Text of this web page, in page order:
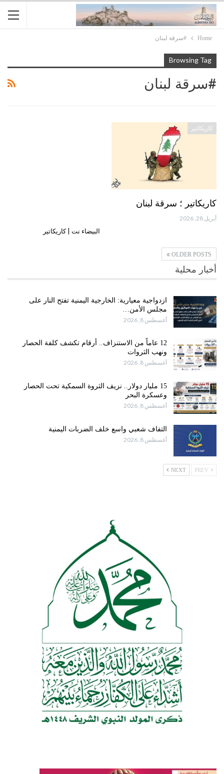
Home #سرقة لبنان
Browsing Tag
#سرقة لبنان
كاريكاتير
كاريكاتير ؛ سرقة لبنان
أبريل 28, 2026
البيضاء نت | كاريكاتير
OLDER POSTS
أخبار محلية
ازدواجية معيارية: الخارجية اليمنية تفتح النار على
مجلس الأمن…
أغسطس 8, 2026
12 عاماً من الاستنزاف.. أرقام تكشف كلفة الحصار
ونهب الثروات
أغسطس 8, 2026
15 مليار دولار.. نزيف الثروة السمكية تحت الحصار
وعسكرة البحر
أغسطس 8, 2026
التفاف شعبي واسع خلف الضربات اليمنية
أغسطس 8, 2026
NEXT